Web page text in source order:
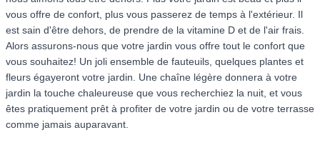
vous offre de confort, plus vous passerez de temps à l'extérieur. Il
est sain d'être dehors, de prendre de la vitamine D et de l'air frais.
Alors assurons-nous que votre jardin vous offre tout le confort que
vous souhaitez! Un joli ensemble de fauteuils, quelques plantes et
fleurs égayeront votre jardin. Une chaîne légère donnera à votre
jardin la touche chaleureuse que vous recherchiez la nuit, et vous
êtes pratiquement prêt à profiter de votre jardin ou de votre terrasse
comme jamais auparavant.